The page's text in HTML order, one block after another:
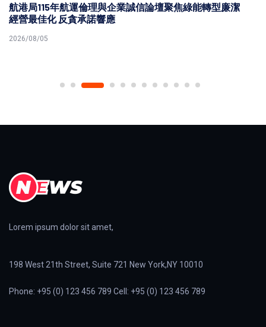
航港局115年航運倫理與企業誠信論壇聚焦綠能轉型廉潔
經營最佳化 反貪承諾響應
2026/08/05
Lorem ipsum dolor sit amet,
198 West 21th Street, Suite 721 New York,NY 10010
Phone: +95 (0) 123 456 789 Cell: +95 (0) 123 456 789